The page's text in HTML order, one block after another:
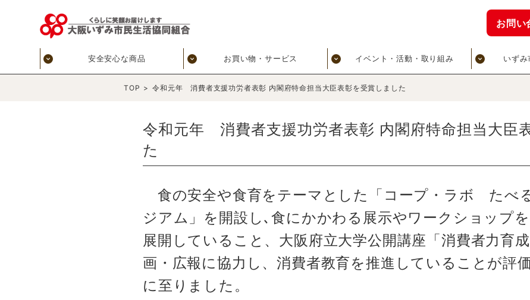
安全安心な商品 お買い物・サービス イベント・活動・取り組み いずみ
お問い
TOP > 令和元年 消費者支援功労者表彰 内閣府特命担当大臣表彰を受賞しました
令和元年 消費者支援功労者表彰 内閣府特命担当大臣
た
食の安全や食育をテーマとした「コープ・ラボ たべ
ジアム」を開設し､食にかかわる展示やワークショップ
展開していること、大阪府立大学公開講座「消費者力育
画・広報に協力し、消費者教育を推進していることが評
に至りました。